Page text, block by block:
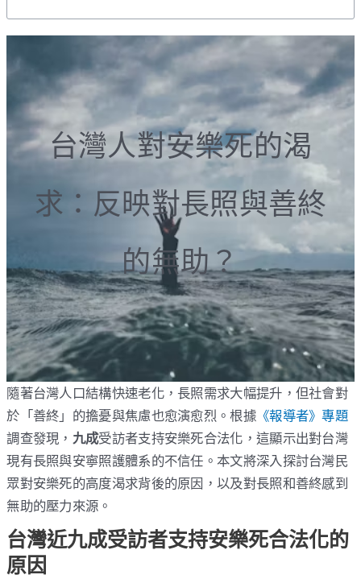
台灣人對安樂死的渴
求：反映對長照與善終
的無助？
隨著台灣人口結構快速老化，長照需求大幅提升，但社會對
於「善終」的擔憂與焦慮也愈演愈烈。根據《報導者》專題
調查發現， 九成受訪者支持安樂死合法化，這顯示出對台灣
現有長照與安寧照護體系的不信任。本文將深入探討台灣民
眾對安樂死的高度渴求背後的原因，以及對長照和善終感到
無助的壓力來源。
台灣近九成受訪者支持安樂死合法化的
原因